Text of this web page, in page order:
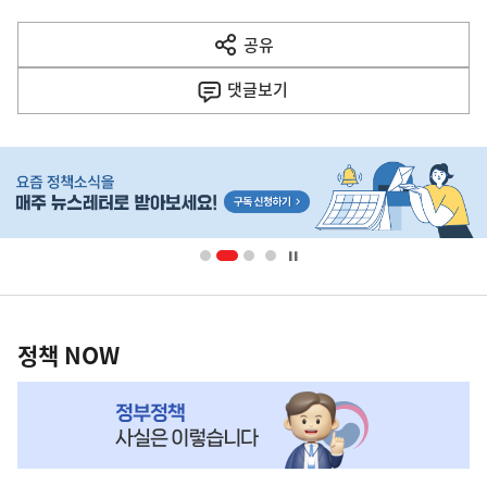
다
음
공유
열
기
댓글보기
단
영
책
NOW,
정책 NOW